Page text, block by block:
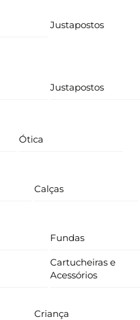
Justapostos
Justapostos
Ótica
Calças
Fundas
Cartucheiras e
Acessórios
Criança